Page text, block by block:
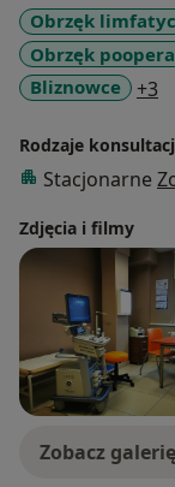
Obrzęk
Obrzęk
Bliznowce
+3
Rodzaje
Stacjonarne
Zdjęcia i filmy
Zobacz